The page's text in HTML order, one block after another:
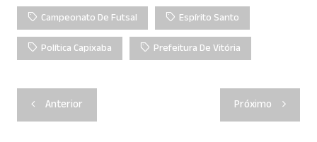
at
s
A
p
p
c
e
b
o
o
k
itt
er
ai
l
Campeonato De Futsal
Espírito Santo
Política Capixaba
Prefeitura De Vitória
Navegação
de
Anterior Próximo